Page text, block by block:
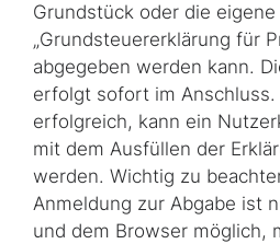
Grundstück oder die
„Grundsteuererklärung für
abgegeben werden kann.
erfolgt sofort im Anschluss.
erfolgreich, kann ein
mit dem Ausfüllen der
werden. Wichtig zu
Anmeldung zur Abgabe ist
und dem Browser möglich,